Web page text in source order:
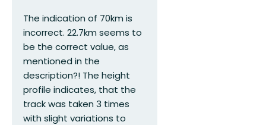
The indication of 70km is
incorrect. 22.7km seems to
be the correct value, as
mentioned in the
description?! The height
profile indicates, that the
track was taken 3 times
with slight variations to